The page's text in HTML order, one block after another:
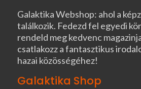
Galaktika Webshop: ahol a
találkozik. Fedezd fel egyedi
rendeld meg kedvenc
csatlakozz a fantasztikus
hazai közösségéhez!
Galaktika Shop